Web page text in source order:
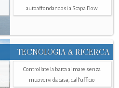
autoaffondandosi a Scapa Flow
TECNOLOGIA & RICERCA
Controllate la barca al mare senza
muovervi da casa, dall’ufficio